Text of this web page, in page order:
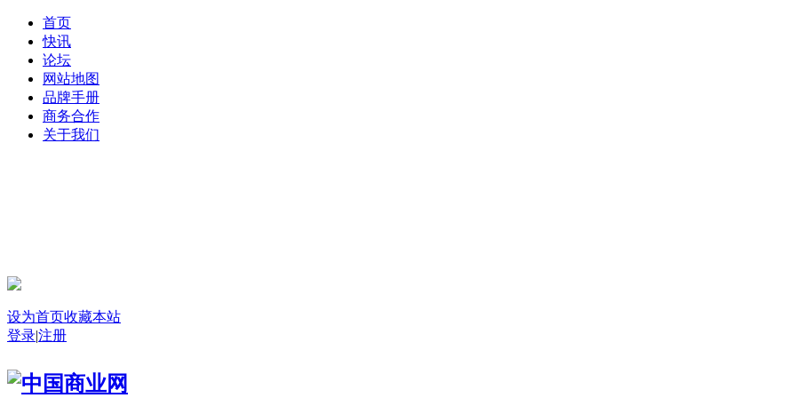
首页
快讯
论坛
网站地图
品牌手册
商务合作
关于我们
设为首页收藏本站
登录|注册